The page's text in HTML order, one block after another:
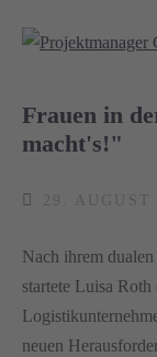
Frauen in
macht's!"
29. AUGUST
Nach ihrem
startete Luisa
neuen